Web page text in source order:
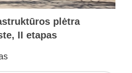
plėtra
II etapas